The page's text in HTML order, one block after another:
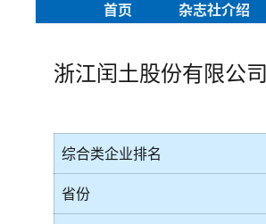
首页 杂志社介绍
浙江闰土股份有限公司
综合类企业排名
省份